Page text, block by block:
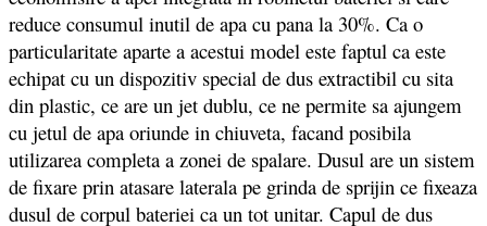
reduce consumul inutil de apa cu pana la 30%. Ca o
particularitate aparte a acestui model este faptul ca este
echipat cu un dispozitiv special de dus extractibil cu sita
din plastic, ce are un jet dublu, ce ne permite sa ajungem
cu jetul de apa oriunde in chiuveta, facand posibila
utilizarea completa a zonei de spalare. Dusul are un sistem
de fixare prin atasare laterala pe grinda de sprijin ce fixeaza
dusul de corpul bateriei ca un tot unitar. Capul de dus